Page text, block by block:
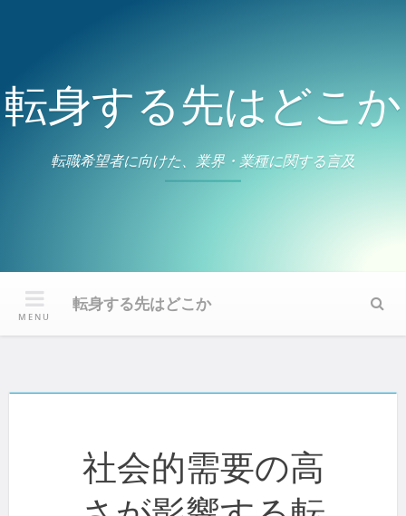
転身する先はどこか
転職希望者に向けた、業界・業種に関する言及
転身する先はどこか
MENU
社会的需要の高